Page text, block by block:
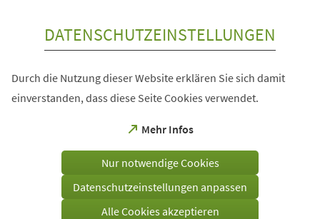
DATENSCHUTZEINSTELLUNGEN
Durch die Nutzung dieser Website erklären Sie sich damit
einverstanden, dass diese Seite Cookies verwendet.
Mehr Infos
(Öffnet
einem
Tab)
Nur notwendige Cookies
Datenschutzeinstellungen anpassen
Alle Cookies akzeptieren